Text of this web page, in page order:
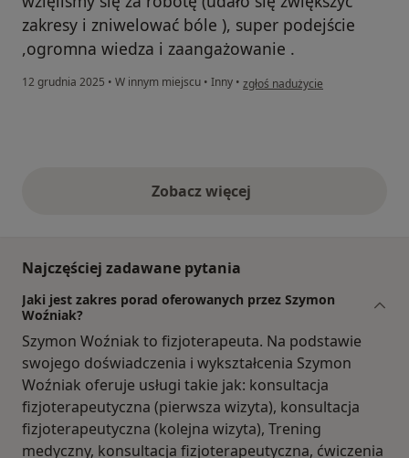
zakresy i zniwelować bóle ), super podejście
,ogromna wiedza i zaangażowanie .
12 grudnia 2025 • W innym miejscu • Inny • w opinii użytkownika Szymon
zgłoś nadużycie
Zobacz więcejopinie powyżej
Najczęściej zadawane pytania
Jaki jest zakres porad oferowanych przez Szymon
Woźniak?
Szymon Woźniak to fizjoterapeuta. Na podstawie
swojego doświadczenia i wykształcenia Szymon
Woźniak oferuje usługi takie jak: konsultacja
fizjoterapeutyczna (pierwsza wizyta), konsultacja
fizjoterapeutyczna (kolejna wizyta), Trening
medyczny, konsultacja fizjoterapeutyczna, ćwiczenia